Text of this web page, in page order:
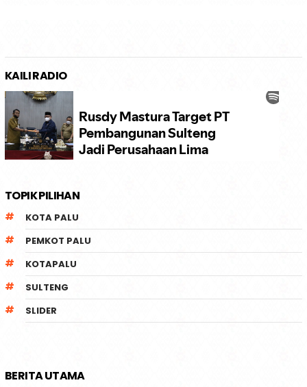
KAILI RADIO
TOPIK PILIHAN
KOTA PALU
PEMKOT PALU
KOTAPALU
SULTENG
SLIDER
BERITA UTAMA